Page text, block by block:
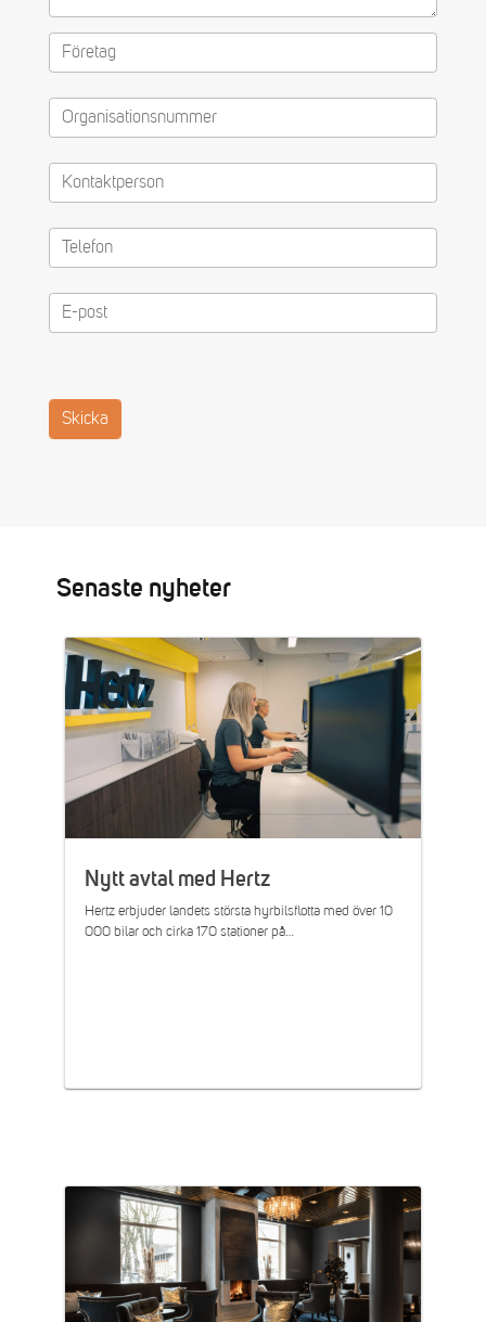
Senaste nyheter
Nytt avtal med Hertz
Hertz erbjuder landets största hyrbilsflotta med över 10
000 bilar och cirka 170 stationer på…